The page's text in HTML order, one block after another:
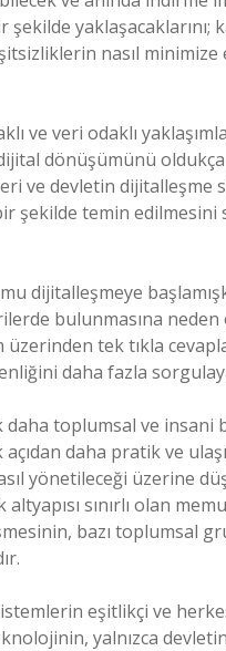
yaklaşacaklarını;
nasıl
ve veri odaklı
dönüşümünü
ve devletin
şekilde temin
dijitalleşmeye
bulunmasına neden
tek tıkla
daha fazla
toplumsal ve insani
daha pratik ve
yönetileceği üzerine
sınırlı olan
bazı toplumsal
eşitlikçi ve
yalnızca